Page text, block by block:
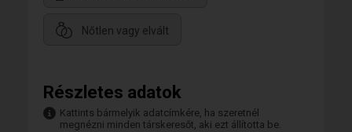
Nőtlen vagy elvált
Részletes adatok
Kattints bármelyik adatcímkére, ha szeretnél
megnézni minden társkeresőt, aki ezt állította be.